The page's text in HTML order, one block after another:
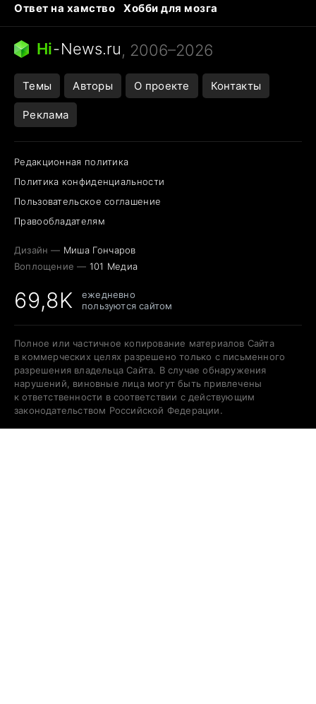
Ответ на хамство
Хобби для мозга
Бензин 100 vs 95
Тунцы в океанариуме
Следующая пандемия
Hi-News.ru, 2006–2026
Темы Авторы О проекте Контакты
Реклама
Редакционная политика
Политика конфиденциальности
Пользовательское соглашение
Правообладателям
Дизайн — Миша Гончаров
Воплощение — 101 Медиа
69,8K
ежедневно
пользуются сайтом
Полное или частичное копирование материалов Сайта
в коммерческих целях разрешено только с письменного
разрешения владельца Сайта. В случае обнаружения
нарушений, виновные лица могут быть привлечены
к ответственности в соответствии с действующим
законодательством Российской Федерации.